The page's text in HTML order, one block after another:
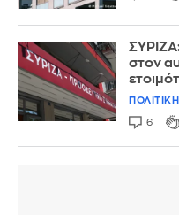
στον
ΠΟΛΙΤΙΚΗ
6